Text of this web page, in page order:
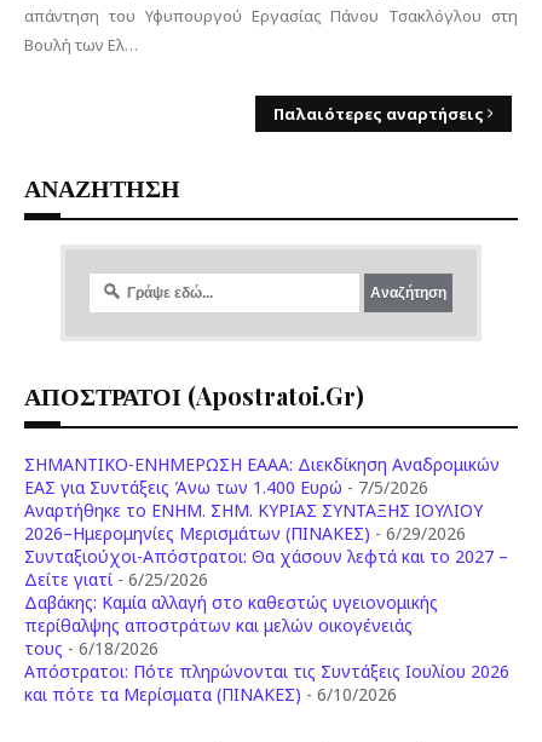
απάντηση του Υφυπουργού Εργασίας Πάνου Τσακλόγλου στη
Βουλή των Ελ…
Παλαιότερες αναρτήσεις
ΑΝΑΖΗΤΗΣΗ
ΑΠΟΣΤΡΑΤΟΙ (apostratoi.gr)
ΣΗΜΑΝΤΙΚΟ-ΕΝΗΜΕΡΩΣΗ ΕΑΑΑ: Διεκδίκηση Αναδρομικών
ΕΑΣ για Συντάξεις Άνω των 1.400 Ευρώ - 7/5/2026
Aναρτήθηκε το ENHM. ΣΗΜ. ΚΥΡΙΑΣ ΣΥΝΤΑΞΗΣ ΙΟΥΛΙΟΥ
2026–Ημερομηνίες Μερισμάτων (ΠΙΝΑΚΕΣ) - 6/29/2026
Συνταξιούχοι-Απόστρατοι: Θα χάσουν λεφτά και το 2027 –
Δείτε γιατί - 6/25/2026
Δαβάκης: Καμία αλλαγή στο καθεστώς υγειονομικής
περίθαλψης αποστράτων και μελών οικογένειάς
τους - 6/18/2026
Aπόστρατοι: Πότε πληρώνονται τις Συντάξεις Ιουλίου 2026
και πότε τα Μερίσματα (ΠΙΝΑΚΕΣ) - 6/10/2026